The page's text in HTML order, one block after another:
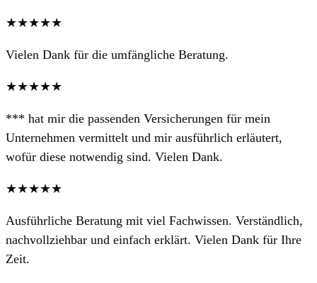
★★★★★
Vielen Dank für die umfängliche Beratung.
★★★★★
*** hat mir die passenden Versicherungen für mein
Unternehmen vermittelt und mir ausführlich erläutert,
wofür diese notwendig sind. Vielen Dank.
★★★★★
Ausführliche Beratung mit viel Fachwissen. Verständlich,
nachvollziehbar und einfach erklärt. Vielen Dank für Ihre
Zeit.